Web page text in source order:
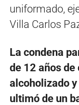
uniformado,
Villa Carlos
La condena
de 12 años de
alcoholizado
ultimó de un